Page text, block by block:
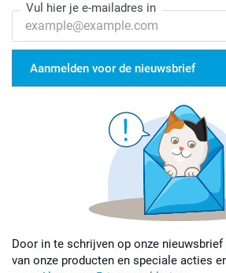
Vul hier je e-mailadres in
Aanmelden voor de nieuwsbrief
Door in te schrijven op onze
van onze producten en speciale acties